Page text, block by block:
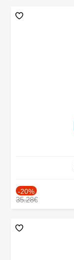
-20%
35.28€